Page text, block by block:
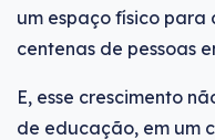
um espaço físico
centenas de pessoas
E, esse crescimento
de educação, em um